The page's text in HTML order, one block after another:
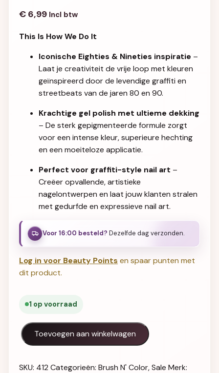
€ 6,99 Incl btw
This Is How We Do It
Iconische Eighties & Nineties inspiratie –
Laat je creativiteit de vrije loop met kleuren
geïnspireerd door de levendige graffiti en
streetbeats van de jaren 80 en 90.
Krachtige gel polish met ultieme dekking
– De sterk gepigmenteerde formule zorgt
voor een intense kleur, superieure hechting
en een moeiteloze applicatie.
Perfect voor graffiti-style nail art –
Creëer opvallende, artistieke
nagelontwerpen en laat jouw klanten stralen
met gedurfde en expressieve nail art.
Voor 16:00 besteld? Dezelfde dag verzonden.
Log in voor Beauty Points en spaar punten met
dit product.
1 op voorraad
This Is How We Do It 15ml (Conquer Your Shyness)
Toevoegen aan winkelwagen
SKU: 412Categorieën: Brush N' Color,Sale Merk: